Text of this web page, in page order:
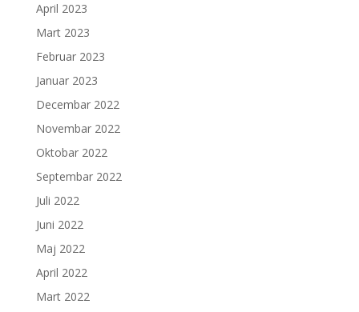
April 2023
Mart 2023
Februar 2023
Januar 2023
Decembar 2022
Novembar 2022
Oktobar 2022
Septembar 2022
Juli 2022
Juni 2022
Maj 2022
April 2022
Mart 2022